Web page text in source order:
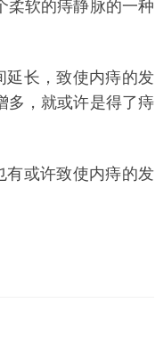
柔软的痔静脉的一种
长，致使内痔的发
多，就或许是得了痔
或许致使内痔的发